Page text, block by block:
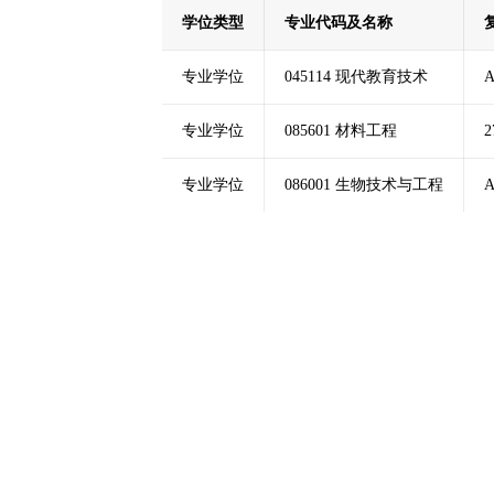
学位类型 专业代码及名称
专业学位 045114 现代教育技术
专业学位 085601 材料工程
专业学位 086001 生物技术与工程